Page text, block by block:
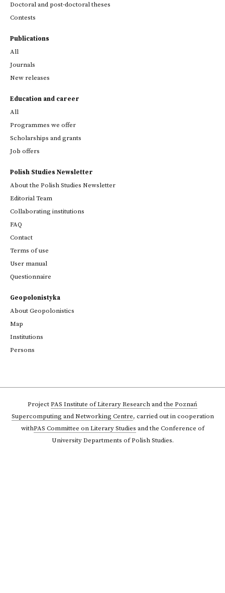
Doctoral and post-doctoral theses
Contests
Publications
All
Journals
New releases
Education and career
All
Programmes we offer
Scholarships and grants
Job offers
Polish Studies Newsletter
About the Polish Studies Newsletter
Editorial Team
Collaborating institutions
FAQ
Contact
Terms of use
User manual
Questionnaire
Geopolonistyka
About Geopolonistics
Map
Institutions
Persons
ProjectPAS Institute of Literary Researchandthe Poznań
Supercomputing and Networking Centre, carried out in cooperation
withPAS Committee on Literary Studies and the Conference of
University Departments of Polish Studies.